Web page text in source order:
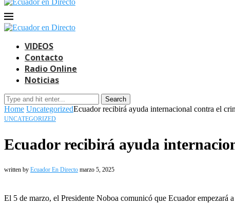
VIDEOS
Contacto
Radio Online
Noticias
Search
Home UncategorizedEcuador recibirá ayuda internacional contra el
UNCATEGORIZED
Ecuador recibirá ayuda
written by Ecuador En Directo marzo 5, 2025
El 5 de marzo, el Presidente Noboa comunicó que Ecuador